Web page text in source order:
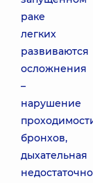
раке
легких
развиваются
осложнения
–
нарушение
бронхов,
дыхательная